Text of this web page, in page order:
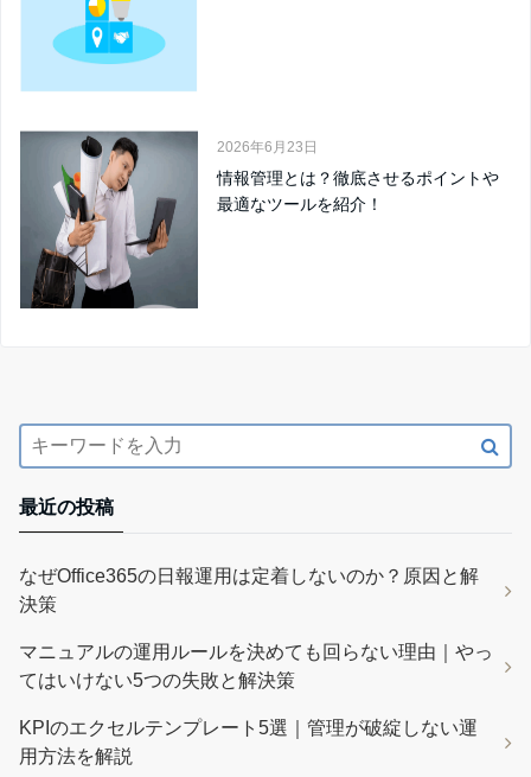
2026年6月23日
情報管理とは？徹底させるポイントや
最適なツールを紹介！
最近の投稿
なぜOffice365の日報運用は定着しないのか？原因と解
決策
マニュアルの運用ルールを決めても回らない理由｜やっ
てはいけない5つの失敗と解決策
KPIのエクセルテンプレート5選｜管理が破綻しない運
用方法を解説